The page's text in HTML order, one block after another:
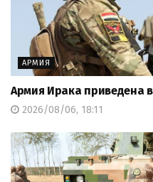
АРМИЯ
Армия Ирака приведена
2026/08/06, 18:11